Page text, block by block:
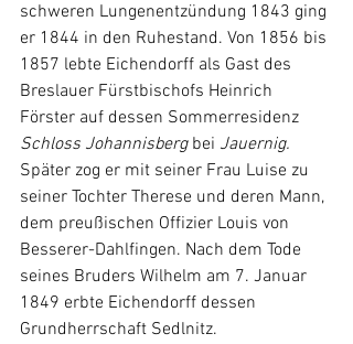
schweren Lungenentzündung 1843 ging
er 1844 in den Ruhestand. Von 1856 bis
1857 lebte Eichendorff als Gast des
Breslauer Fürstbischofs Heinrich
Förster auf dessen Sommerresidenz
Schloss Johannisberg bei Jauernig.
Später zog er mit seiner Frau Luise zu
seiner Tochter Therese und deren Mann,
dem preußischen Offizier Louis von
Besserer-Dahlfingen. Nach dem Tode
seines Bruders Wilhelm am 7. Januar
1849 erbte Eichendorff dessen
Grundherrschaft Sedlnitz.